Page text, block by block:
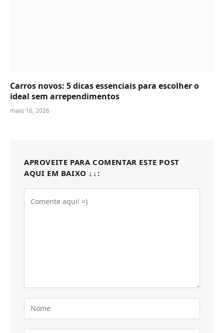
Carros novos: 5 dicas essenciais para escolher o
ideal sem arrependimentos
maio 16, 2026
APROVEITE PARA COMENTAR ESTE POST
AQUI EM BAIXO ↓↓: